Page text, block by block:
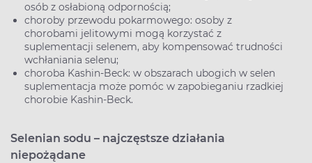
osób z osłabioną odpornością;
choroby przewodu pokarmowego: osoby z
chorobami jelitowymi mogą korzystać z
suplementacji selenem, aby kompensować trudności
wchłaniania selenu;
choroba Kashin-Beck: w obszarach ubogich w selen
suplementacja może pomóc w zapobieganiu rzadkiej
chorobie Kashin-Beck.
Selenian sodu – najczęstsze działania
niepożądane